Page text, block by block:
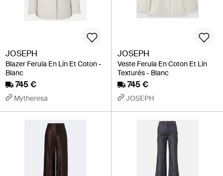
JOSEPH
Blazer Ferula En Lin Et Coton -
Blanc
745 €
Mytheresa
JOSEPH
Veste Ferula En Coton Et Lin
Texturés - Blanc
745 €
JOSEPH